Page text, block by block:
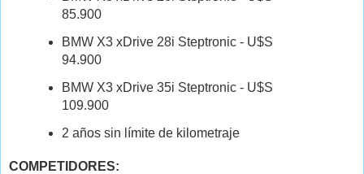
85.900
BMW X3 xDrive 28i Steptronic - U$S
94.900
BMW X3 xDrive 35i Steptronic - U$S
109.900
2 años sin límite de kilometraje
COMPETIDORES: